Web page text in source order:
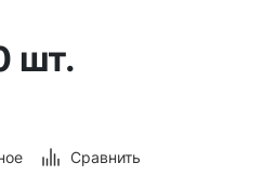
шт.
Сравнить